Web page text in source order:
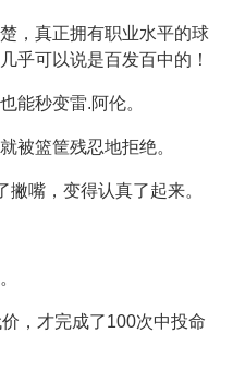
，真正拥有职业水平的球
乎可以说是百发百中的！
能秒变雷.阿伦。
被篮筐残忍地拒绝。
嘴，变得认真了起来。
，才完成了100次中投命